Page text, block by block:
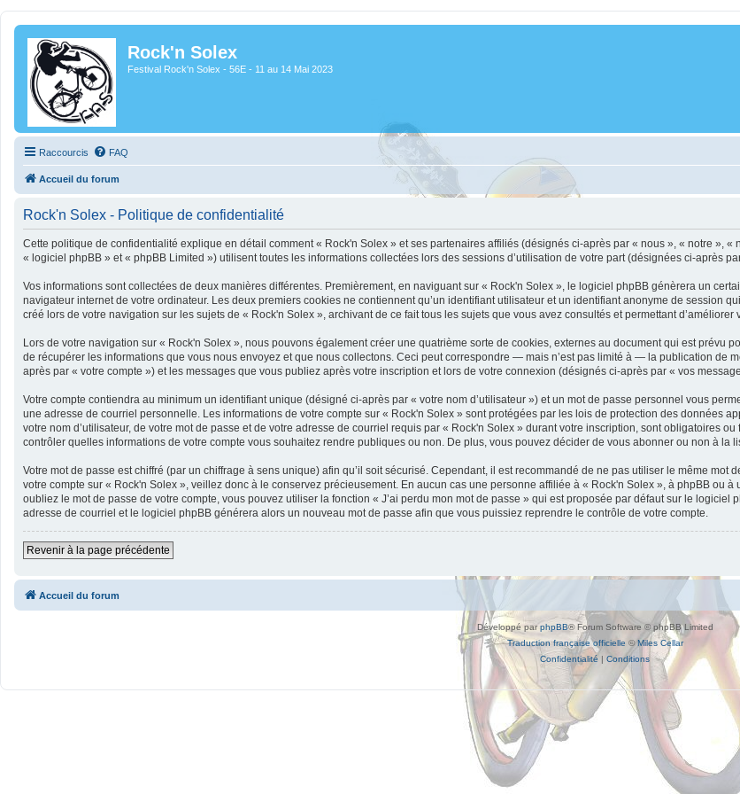
Rock'n Solex
Festival Rock'n Solex - 56E - 11 au 14 Mai 2023
Raccourcis FAQ
Accueil du forum
Rock'n Solex - Politique de confidentialité
Cette politique de confidentialité explique en détail comment « Rock'n Solex » et ses partenaires affiliés (désignés ci-après par « nous », « notre »,
« logiciel phpBB » et « phpBB Limited ») utilisent toutes les informations collectées lors des sessions d’utilisation de votre part (désignées ci-après
Vos informations sont collectées de deux manières différentes. Premièrement, en naviguant sur « Rock'n Solex », le logiciel phpBB génèrera un
navigateur internet de votre ordinateur. Les deux premiers cookies ne contiennent qu’un identifiant utilisateur et un identifiant anonyme de session
créé lors de votre navigation sur les sujets de « Rock'n Solex », archivant de ce fait tous les sujets que vous avez consultés et permettant d’améliorer
Lors de votre navigation sur « Rock'n Solex », nous pouvons également créer une quatrième sorte de cookies, externes au document qui est
de récupérer les informations que vous nous envoyez et que nous collectons. Ceci peut correspondre — mais n’est pas limité à — la publication de
après par « votre compte ») et les messages que vous publiez après votre inscription et lors de votre connexion (désignés ci-après par « vos
Votre compte contiendra au minimum un identifiant unique (désigné ci-après par « votre nom d’utilisateur ») et un mot de passe personnel vous
une adresse de courriel personnelle. Les informations de votre compte sur « Rock'n Solex » sont protégées par les lois de protection des données
votre nom d’utilisateur, de votre mot de passe et de votre adresse de courriel requis par « Rock'n Solex » durant votre inscription, sont obligatoires
contrôler quelles informations de votre compte vous souhaitez rendre publiques ou non. De plus, vous pouvez décider de vous abonner ou non à
Votre mot de passe est chiffré (par un chiffrage à sens unique) afin qu’il soit sécurisé. Cependant, il est recommandé de ne pas utiliser le même mot
votre compte sur « Rock'n Solex », veillez donc à le conservez précieusement. En aucun cas une personne affiliée à « Rock'n Solex », à phpBB ou
oubliez le mot de passe de votre compte, vous pouvez utiliser la fonction « J’ai perdu mon mot de passe » qui est proposée par défaut sur le
adresse de courriel et le logiciel phpBB générera alors un nouveau mot de passe afin que vous puissiez reprendre le contrôle de votre compte.
Revenir à la page précédente
Accueil du forum
Développé parphpBB® Forum Software © phpBB Limited
Traduction française officielle ©Miles Cellar
Confidentialité | Conditions